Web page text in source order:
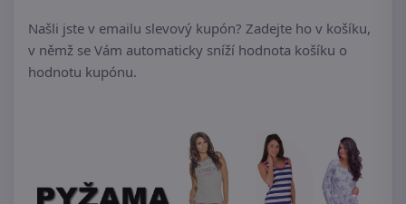
Našli jste v emailu slevový kupón? Zadejte ho v košíku,
v němž se Vám automaticky sníží hodnota košíku o
hodnotu kupónu.